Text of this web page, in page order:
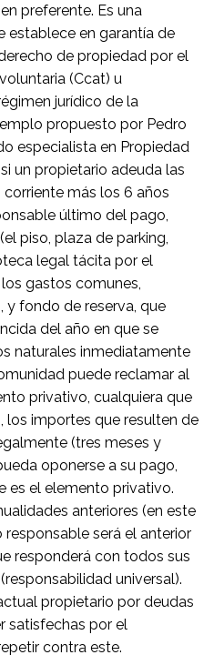
preferente. Es una
establece en garantía de
de propiedad por el
(Ccat) u
jurídico de la
propuesto por Pedro
especialista en Propiedad
un propietario adeuda las
más los 6 años
último del pago,
piso, plaza de parking,
legal tácita por el
gastos comunes,
y fondo de reserva, que
del año en que se
naturales inmediatamente
puede reclamar al
privativo, cualquiera que
los importes que resulten de
(tres meses y
oponerse a su pago,
es el elemento privativo.
anteriores (en este
será el anterior
responderá con todos sus
universal).
propietario por deudas
satisfechas por el
contra este.